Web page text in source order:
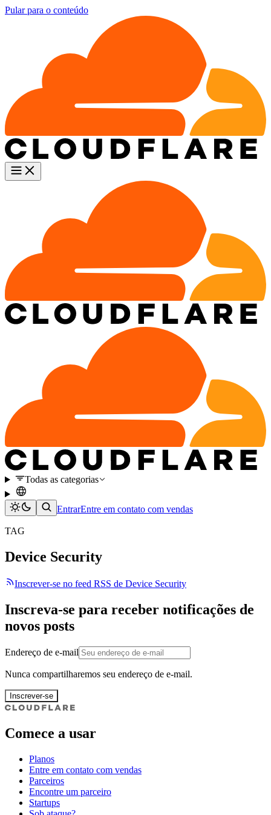
Pular para o conteúdo
Todas as categorias
EntrarEntre em contato com vendas
TAG
Device Security
Inscrever-se no feed RSS de Device Security
Inscreva-se para receber notificações de
novos posts
Endereço de e-mail
Nunca compartilharemos seu endereço de e-mail.
Inscrever-se
Comece a usar
Planos
Entre em contato com vendas
Parceiros
Encontre um parceiro
Startups